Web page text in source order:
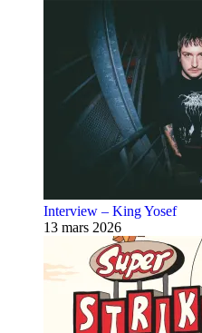
Interview – King Yosef
13 mars 2026